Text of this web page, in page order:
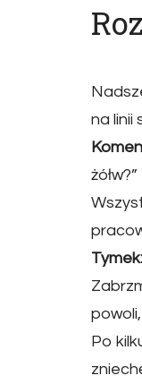
na linii
żółw?”
Tymek:
Po